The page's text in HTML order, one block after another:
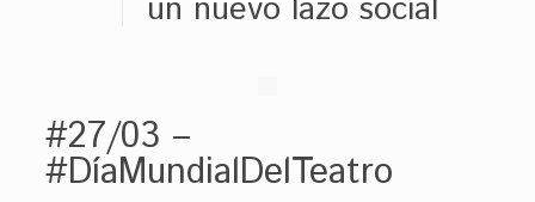
un nuevo lazo social
#27/03 –
#DíaMundialDelTeatro